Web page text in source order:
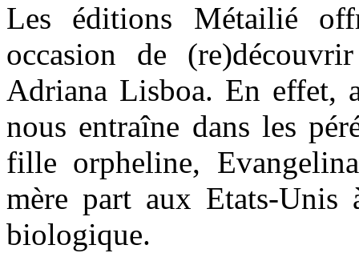
Les éditions Métailié
occasion de
Adriana Lisboa. En effet,
nous entraîne dans les
fille orpheline,
mère part aux Etats-Unis
biologique.